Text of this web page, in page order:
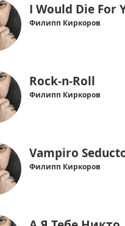
I Would Die For
Филипп Киркоров
Rock-n-Roll
Филипп Киркоров
Vampiro
Филипп Киркоров